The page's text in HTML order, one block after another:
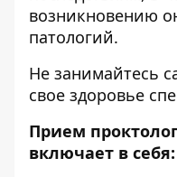
возникновению
патологий.
Не занимайтесь
свое здоровье
Прием
включает в себя: